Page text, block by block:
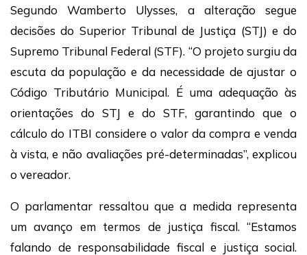
Segundo Wamberto Ulysses, a alteração segue
decisões do Superior Tribunal de Justiça (STJ) e do
Supremo Tribunal Federal (STF). “O projeto surgiu da
escuta da população e da necessidade de ajustar o
Código Tributário Municipal. É uma adequação às
orientações do STJ e do STF, garantindo que o
cálculo do ITBI considere o valor da compra e venda
à vista, e não avaliações pré-determinadas”, explicou
o vereador.
O parlamentar ressaltou que a medida representa
um avanço em termos de justiça fiscal. “Estamos
falando de responsabilidade fiscal e justiça social.